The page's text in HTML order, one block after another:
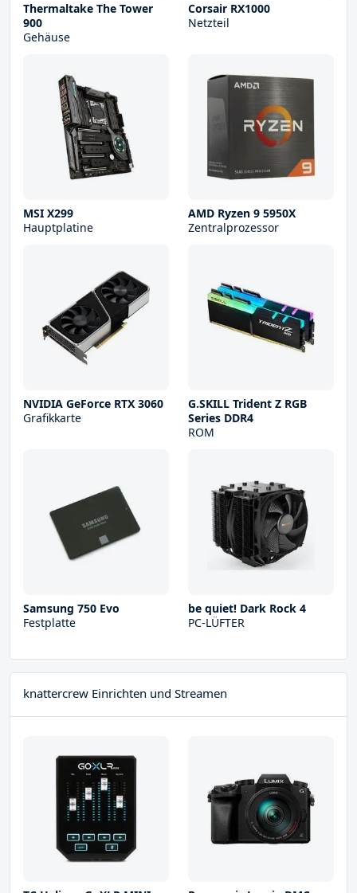
Thermaltake The Tower
900
Gehäuse
Corsair RX1000
Netzteil
MSI X299
Hauptplatine
AMD Ryzen 9 5950X
Zentralprozessor
NVIDIA GeForce RTX 3060
Grafikkarte
G.SKILL Trident Z RGB
Series DDR4
ROM
Samsung 750 Evo
Festplatte
be quiet! Dark Rock 4
PC-LÜFTER
knattercrew Einrichten und Streamen